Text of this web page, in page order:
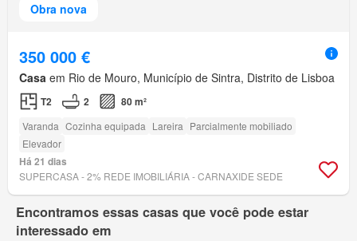
Obra nova
350 000 €
Casa em Rio de Mouro, Município de Sintra, Distrito de Lisboa
T2 2 80 m²
Varanda Cozinha equipada Lareira Parcialmente mobiliado
Elevador
Há 21 dias
SUPERCASA - 2% REDE IMOBILIÁRIA - CARNAXIDE SEDE
Encontramos essas casas que você pode estar
interessado em